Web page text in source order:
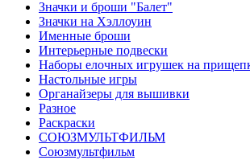
Значки и броши "Балет"
Значки на Хэллоуин
Именные броши
Интерьерные подвески
Наборы елочных игрушек на
Настольные игры
Органайзеры для вышивки
Разное
Раскраски
СОЮЗМУЛЬТФИЛЬМ
Союзмультфильм